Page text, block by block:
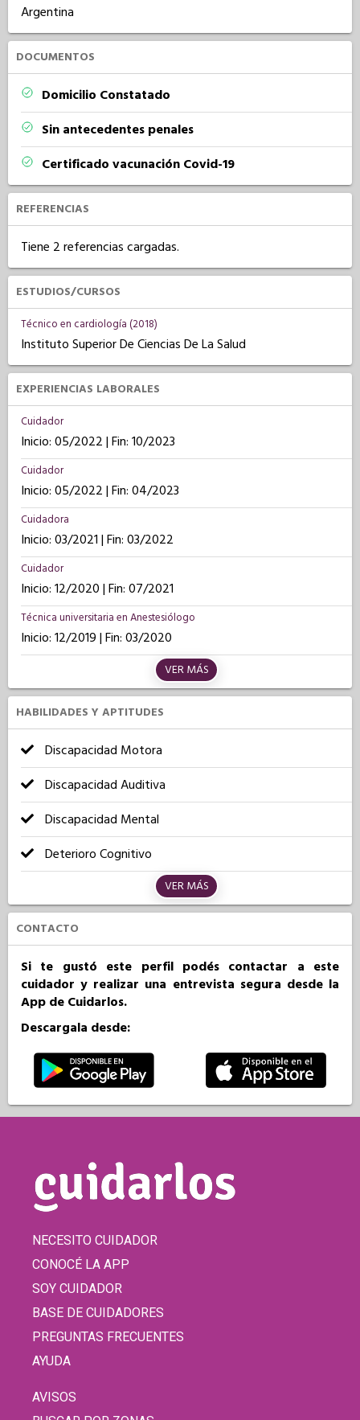
Argentina
DOCUMENTOS
Domicilio Constatado
Sin antecedentes penales
Certificado vacunación Covid-19
REFERENCIAS
Tiene 2 referencias cargadas.
ESTUDIOS/CURSOS
Técnico en cardiología (2018)
Instituto Superior De Ciencias De La Salud
EXPERIENCIAS LABORALES
Cuidador
Inicio: 05/2022 | Fin: 10/2023
Cuidador
Inicio: 05/2022 | Fin: 04/2023
Cuidadora
Inicio: 03/2021 | Fin: 03/2022
Cuidador
Inicio: 12/2020 | Fin: 07/2021
Técnica universitaria en Anestesiólogo
Inicio: 12/2019 | Fin: 03/2020
VER MÁS
HABILIDADES Y APTITUDES
Discapacidad Motora
Discapacidad Auditiva
Discapacidad Mental
Deterioro Cognitivo
VER MÁS
CONTACTO
Si te gustó este perfil podés contactar a este
cuidador y realizar una entrevista segura desde la
App de Cuidarlos.
Descargala desde:
NECESITO CUIDADOR
CONOCÉ LA APP
SOY CUIDADOR
BASE DE CUIDADORES
PREGUNTAS FRECUENTES
AYUDA
AVISOS